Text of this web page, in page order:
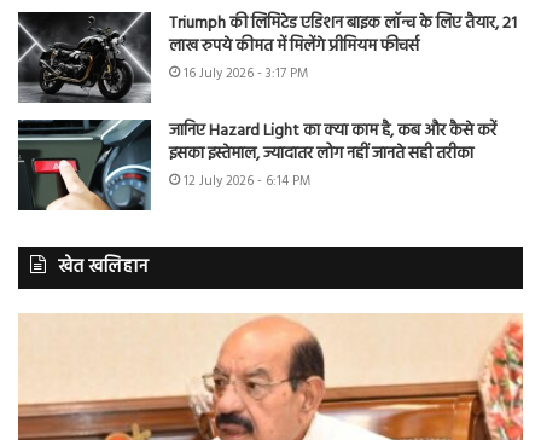
Triumph की लिमिटेड एडिशन बाइक लॉन्च के लिए तैयार, 21
लाख रुपये कीमत में मिलेंगे प्रीमियम फीचर्स
16 July 2026 - 3:17 PM
जानिए Hazard Light का क्या काम है, कब और कैसे करें
इसका इस्तेमाल, ज्यादातर लोग नहीं जानते सही तरीका
12 July 2026 - 6:14 PM
खेत खलिहान